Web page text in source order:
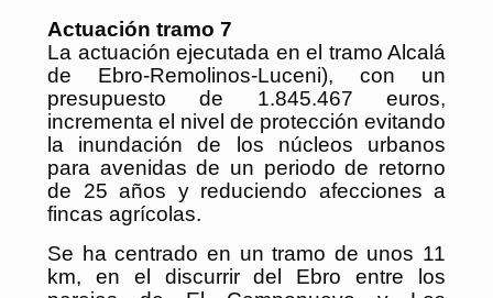
Actuación tramo 7
La actuación ejecutada en el tramo Alcalá
de Ebro-Remolinos-Luceni), con un
presupuesto de 1.845.467 euros,
incrementa el nivel de protección evitando
la inundación de los núcleos urbanos
para avenidas de un periodo de retorno
de 25 años y reduciendo afecciones a
fincas agrícolas.
Se ha centrado en un tramo de unos 11
km, en el discurrir del Ebro entre los